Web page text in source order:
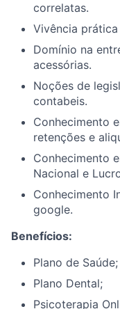
correlatas.
Vivência
Domínio na
acessórias.
Noções de
contabeis.
Conhecimento
retenções e
Conhecimento
Nacional e
Conhecimento
google.
Benefícios:
Plano de Saúde;
Plano Dental;
Psicoterapia